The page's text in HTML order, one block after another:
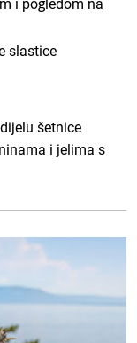
i pogledom na
slastice
šetnice
i jelima s